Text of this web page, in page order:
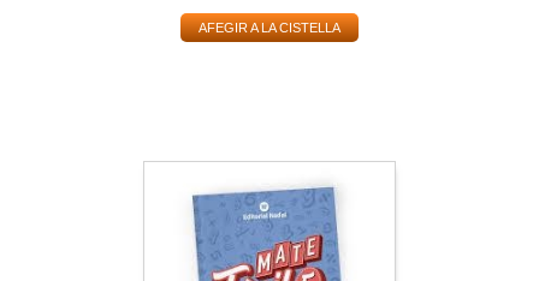
AFEGIR A LA CISTELLA